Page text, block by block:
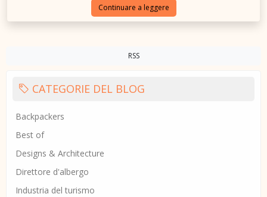
Continuare a leggere
RSS
CATEGORIE DEL BLOG
Backpackers
Best of
Designs & Architecture
Direttore d'albergo
Industria del turismo